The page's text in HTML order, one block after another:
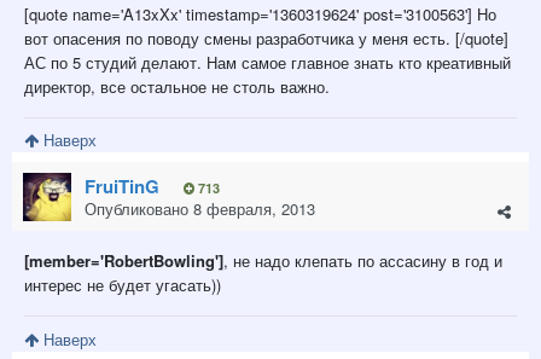
[quote name='A13xXx' timestamp='1360319624' post='3100563'] Но
вот опасения по поводу смены разработчика у меня есть. [/quote]
АС по 5 студий делают. Нам самое главное знать кто креативный
директор, все остальное не столь важно.
Наверх
FruiTinG 713
Опубликовано 8 февраля, 2013
[member='RobertBowling'], не надо клепать по ассасину в год и
интерес не будет угасать))
Наверх